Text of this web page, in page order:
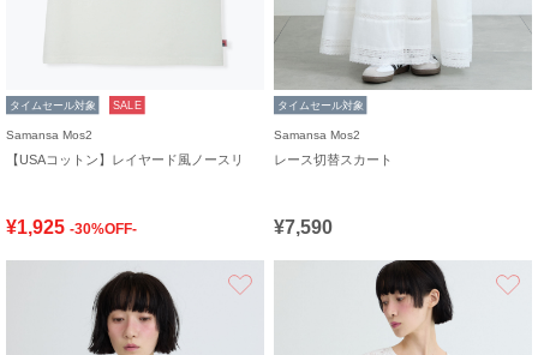
タイムセール対象 SALE
Samansa Mos2
【USAコットン】レイヤード風ノースリ
¥1,925 -30%OFF-
タイムセール対象
Samansa Mos2
レース切替スカート
¥7,590